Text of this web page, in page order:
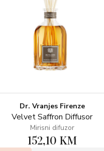
Dr. Vranjes Firenze
Velvet Saffron Diffusor
Mirisni difuzor
152,10 KM